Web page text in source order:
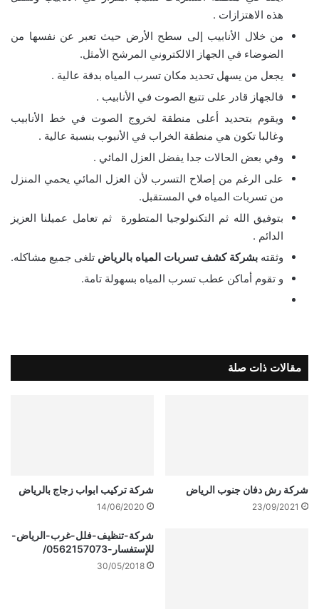
هذه الاهتزازات .
من خلال الأنابيب إلى سطح الأرض حيث تعبر عن نفسها من
الضوضاء في الجهاز الالكتروني المرشح الأمثل.
يجعل من يسهل تحديد مكان تسرب المياه بدقة عالية .
فالجهاز قادر على تتبع الصوت في الأنابيب .
ويقوم بتحديد أعلى منطقة لخروج الصوت في خط الأنابيب
وغالبا تكون هي منطقة الخراب في الأنبوب بنسبة عالية .
وفي بعض الحالات جدا يفضل العزل المائي .
على الرغم من إصلاح التسرب لأن العزل المائي يحمي المنزل
من تسربات المياه في المستقبل.
بتوفيق الله ثم التكنولوجيا المتطورة ثم تعامل عميلنا العزيز
الدائم .
وثقته بشركة كشف تسربات المياه بالرياض تلغى جميع مشاكله.
و تقوم أماكن عطب تسرب المياه بسهولة تامة.
مقالات ذات صلة
شركة رش دفان جنوب الرياض
23/09/2021
شركة تركيب ابواب زجاج بالرياض
14/06/2020
شركة-تنظيف-فلل-غرب-الرياض-
للإستفسار-0562157073/
30/05/2018